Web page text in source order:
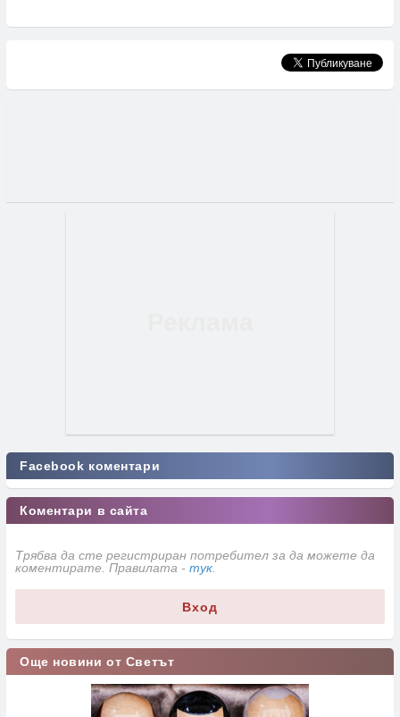
Facebook коментари
Коментари в сайта
Трябва да сте регистриран потребител за да можете да
коментирате. Правилата - тук
Вход
Още новини от Светът